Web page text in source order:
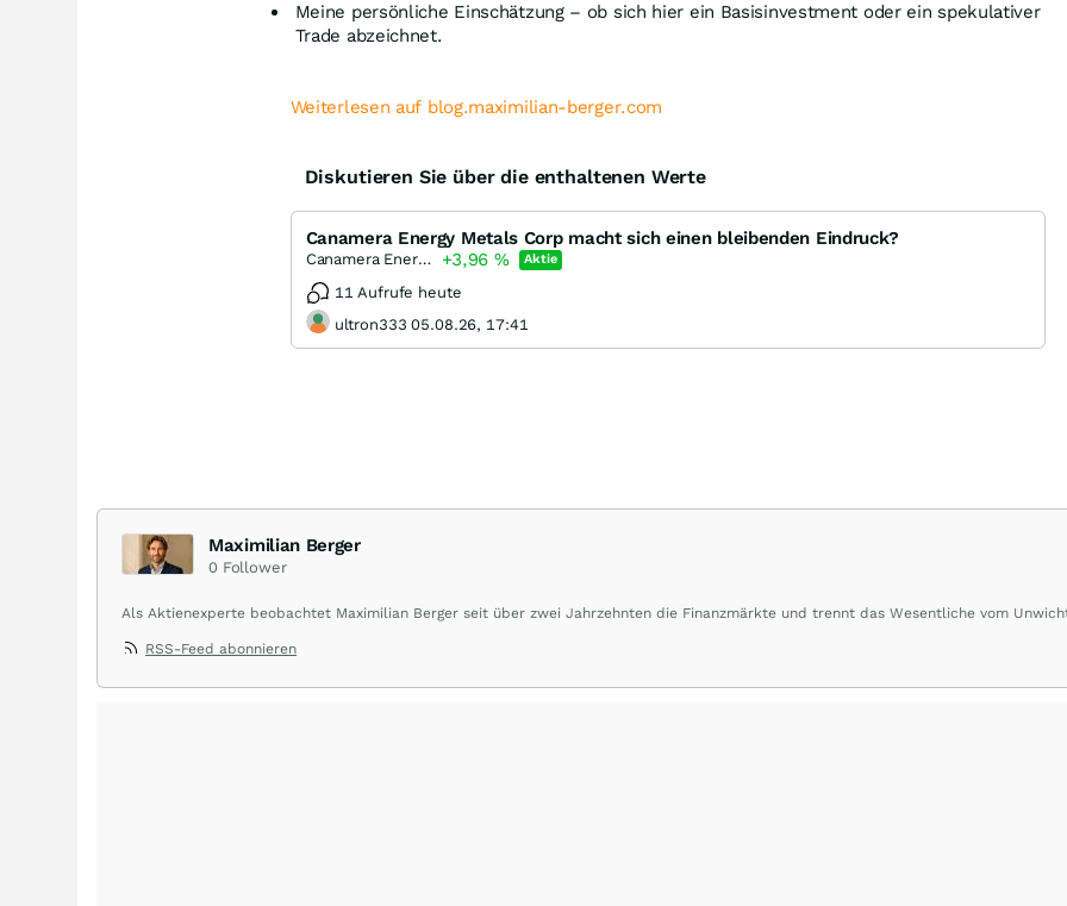
Meine persönliche Einschätzung – ob sich hier ein Basisinvestment oder ein spekulativer
Trade abzeichnet.
Weiterlesen auf blog.maximilian-berger.com
Diskutieren Sie über die enthaltenen Werte
Canamera Energy Metals Corp macht sich einen bleibenden Eindruck?
Canamera Energy Metals +3,96 % Aktie
11 Aufrufe heute
ultron333 05.08.26, 17:41
Maximilian Berger
0 Follower
Als Aktienexperte beobachtet Maximilian Berger seit über zwei Jahrzehnten die Finanzmärkte und trennt das Wesentliche vom
RSS-Feed abonnieren